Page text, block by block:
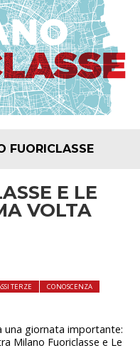
FUORICLASSE
E LE
VOLTA
TERZE
CONOSCENZA
una giornata importante:
Milano Fuoriclasse e Le